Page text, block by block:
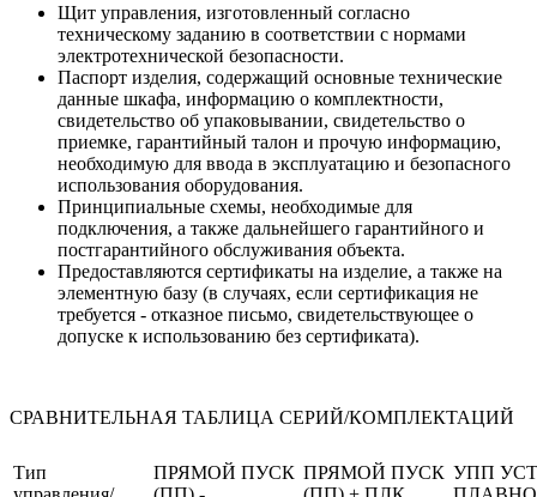
Щит управления, изготовленный согласно
техническому заданию в соответствии с нормами
электротехнической безопасности.
Паспорт изделия, содержащий основные технические
данные шкафа, информацию о комплектности,
свидетельство об упаковывании, свидетельство о
приемке, гарантийный талон и прочую информацию,
необходимую для ввода в эксплуатацию и безопасного
использования оборудования.
Принципиальные схемы, необходимые для
подключения, а также дальнейшего гарантийного и
постгарантийного обслуживания объекта.
Предоставляются сертификаты на изделие, а также на
элементную базу (в случаях, если сертификация не
требуется - отказное письмо, свидетельствующее о
допуске к использованию без сертификата).
СРАВНИТЕЛЬНАЯ ТАБЛИЦА СЕРИЙ/КОМПЛЕКТАЦИЙ
Тип
ПРЯМОЙ ПУСК ПРЯМОЙ ПУСК УПП